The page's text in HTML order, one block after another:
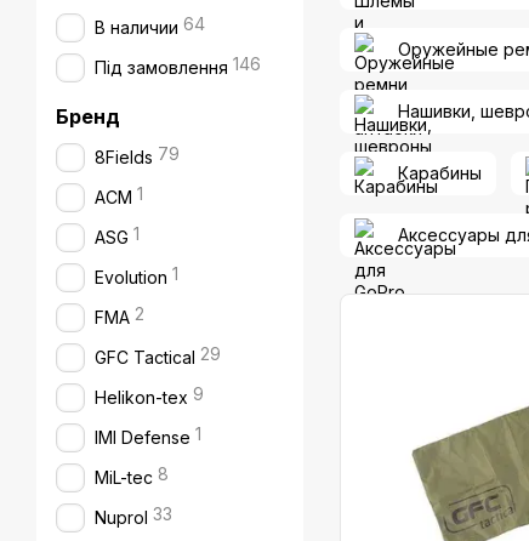
Оружейные
Нашивки,
Карабины
Аксессуары
В наличии 64
Під замовлення 146
Бренд
8Fields 79
ACM 1
ASG 1
Evolution 1
FMA 2
GFC Tactical 29
Helikon-tex 9
IMI Defense 1
MiL-tec 8
Nuprol 33